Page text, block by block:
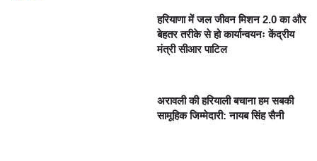
हरियाणा में जल जीवन मिशन 2.0 का और
बेहतर तरीके से हो कार्यान्वयनः केंद्रीय
मंत्री सीआर पाटिल
अरावली की हरियाली बचाना हम सबकी
सामूहिक जिम्मेदारी: नायब सिंह सैनी